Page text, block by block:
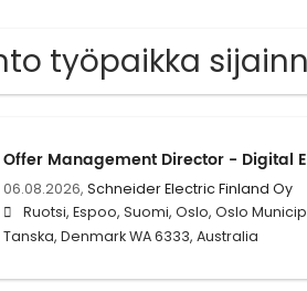
työpaikka
Offer Management Director - Digital
06.08.2026, Schneider Electric Finland Oy
Ruotsi, Espoo, Suomi, Oslo, Oslo
Tanska, Denmark WA 6333, Australia